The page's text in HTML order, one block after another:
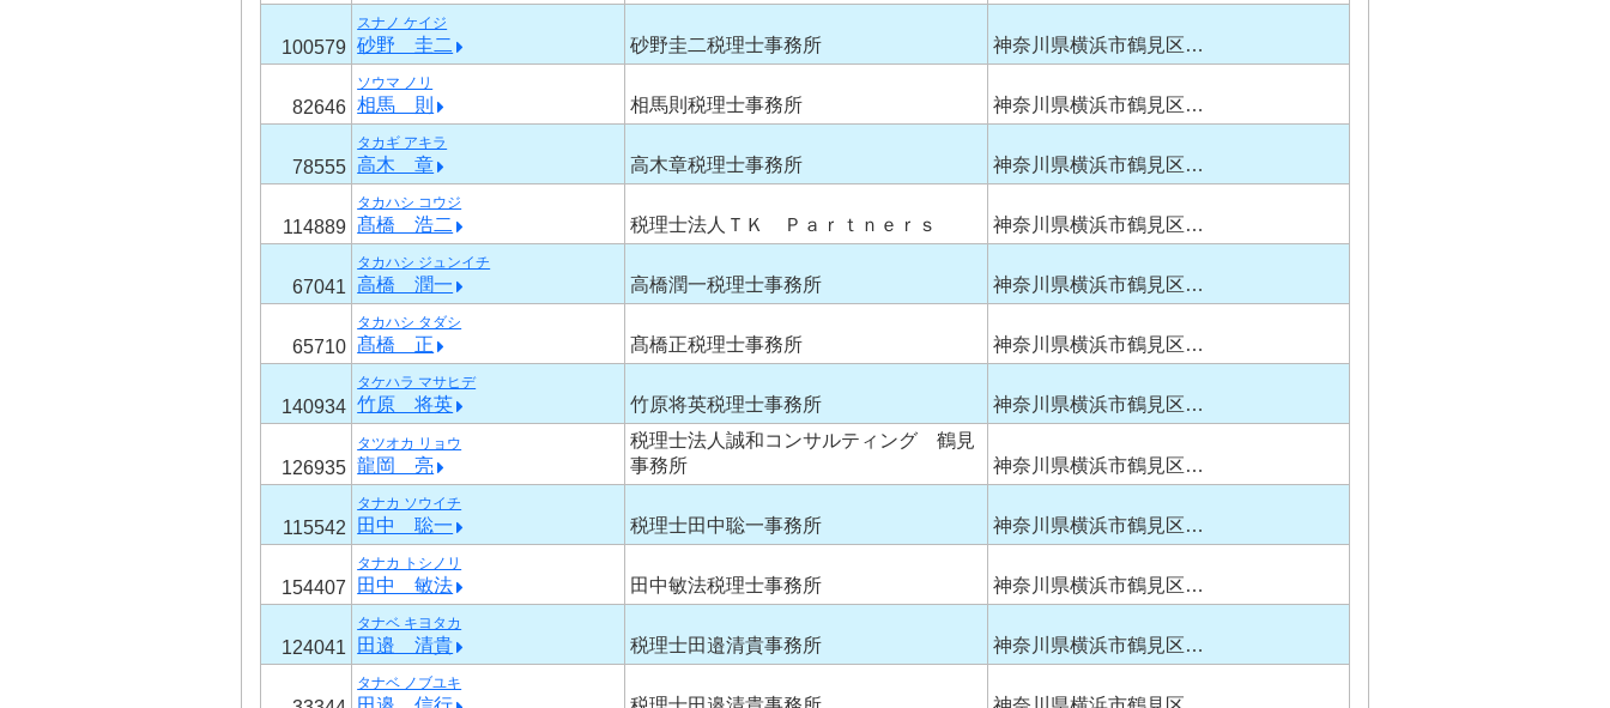
100579
スナノ ケイジ
砂野 圭二 砂野圭二税理士事務所 神奈川県横浜市鶴見区…
82646
ソウマ ノリ
相馬 則 相馬則税理士事務所 神奈川県横浜市鶴見区…
78555
タカギ アキラ
高木 章 高木章税理士事務所 神奈川県横浜市鶴見区…
114889
タカハシ コウジ
髙橋 浩二 税理士法人ＴＫ Ｐａｒｔｎｅｒｓ 神奈川県横浜市鶴見区…
67041
タカハシ ジュンイチ
高橋 潤一 高橋潤一税理士事務所 神奈川県横浜市鶴見区…
65710
タカハシ タダシ
髙橋 正 髙橋正税理士事務所 神奈川県横浜市鶴見区…
140934
タケハラ マサヒデ
竹原 将英 竹原将英税理士事務所 神奈川県横浜市鶴見区…
126935
タツオカ リョウ
龍岡 亮
税理士法人誠和コンサルティング 鶴見
事務所
神奈川県横浜市鶴見区…
115542
タナカ ソウイチ
田中 聡一 税理士田中聡一事務所 神奈川県横浜市鶴見区…
154407
タナカ トシノリ
田中 敏法 田中敏法税理士事務所 神奈川県横浜市鶴見区…
124041
タナベ キヨタカ
田邉 清貴 税理士田邉清貴事務所 神奈川県横浜市鶴見区…
タナベ ノブユキ